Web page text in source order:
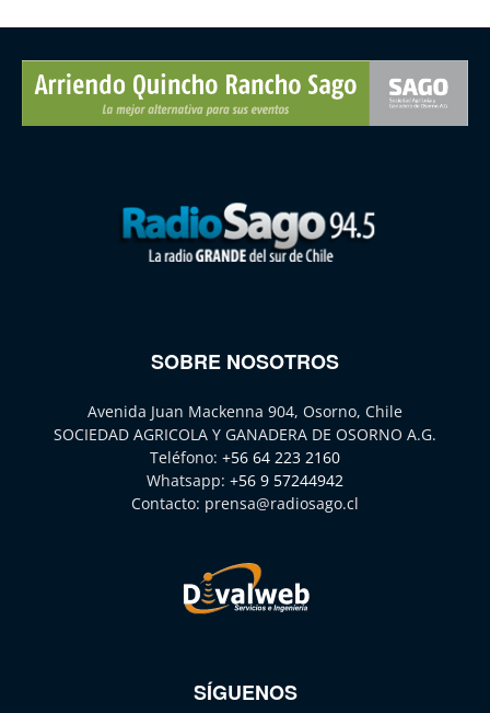
SOBRE NOSOTROS
Avenida Juan Mackenna 904, Osorno, Chile
SOCIEDAD AGRICOLA Y GANADERA DE OSORNO A.G.
Teléfono: +56 64 223 2160
Whatsapp: +56 9 57244942
Contacto: prensa@radiosago.cl
SÍGUENOS